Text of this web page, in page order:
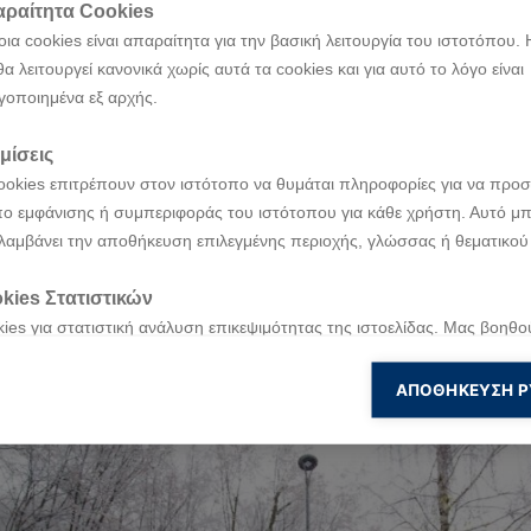
Cookies
cookies είναι απαραίτητα για την βασική λειτουργία του ιστοτόπου.
λειτουργεί κανονικά χωρίς αυτά τα cookies και για αυτό το λόγο είναι
εξ αρχής.
επιτρέπουν στον ιστότοπο να θυμάται πληροφορίες για να
εμφάνισης ή συμπεριφοράς του ιστότοπου για κάθε χρήστη. Αυτό
την αποθήκευση επιλεγμένης περιοχής, γλώσσας ή
Στατιστικών
για στατιστική ανάλυση επικεψιμότητας της ιστοελίδας. Μας
για Marketing
για ενέργειες Marketing τα οποία χρησιμοποιούνται για να
επισκεψιμότητα του χρήστη με σκοπό να του εμφανίσουν σχετικές
ΑΠΟΘΉΚΕΥΣΗ
ράλι της σεζόν, με βροχερές και συχνά
εξασφάλισε 33 πόντους κατακτώντας τον δεύτερο